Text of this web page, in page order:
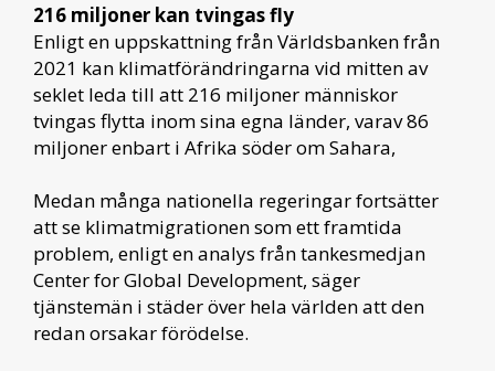
216 miljoner kan tvingas fly
Enligt en uppskattning från Världsbanken från
2021 kan klimatförändringarna vid mitten av
seklet leda till att 216 miljoner människor
tvingas flytta inom sina egna länder, varav 86
miljoner enbart i Afrika söder om Sahara,
Medan många nationella regeringar fortsätter
att se klimatmigrationen som ett framtida
problem, enligt en analys från tankesmedjan
Center for Global Development, säger
tjänstemän i städer över hela världen att den
redan orsakar förödelse.